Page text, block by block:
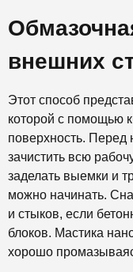
внешних
Этот способ
которой с помощью
поверхность.
зачистить всю
заделать выемки и
можно начинать.
и стыков, если
блоков. Мастика
хорошо